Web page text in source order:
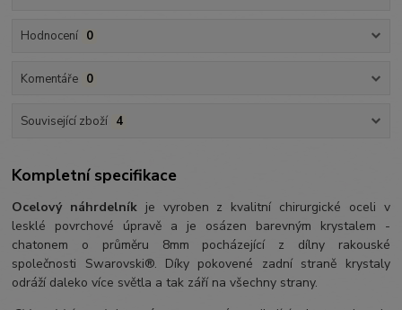
Hodnocení 0
Komentáře 0
Související zboží 4
Kompletní specifikace
Ocelový náhrdelník je vyroben z kvalitní chirurgické oceli v
lesklé povrchové úpravě a je osázen barevným krystalem -
chatonem o průměru 8mm pocházející z dílny rakouské
společnosti Swarovski®. Díky pokovené zadní straně krystaly
odráží daleko více světla a tak září na všechny strany.